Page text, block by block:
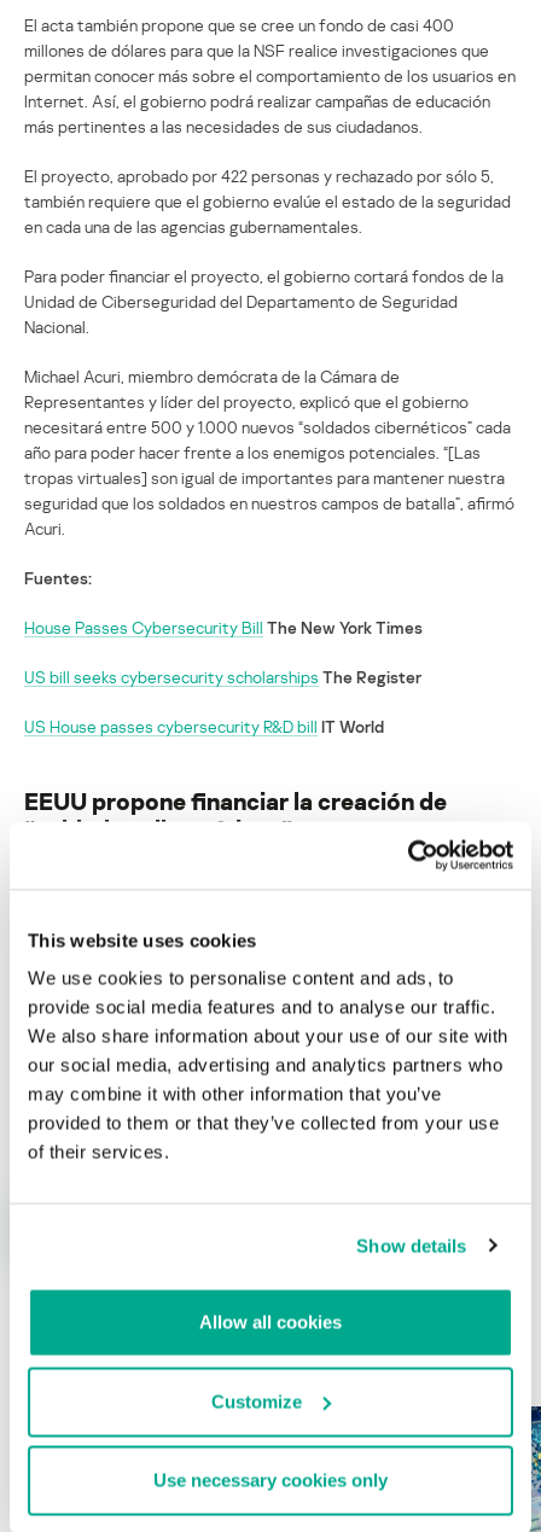
This website uses cookies
We use cookies to personalise content and ads, to
provide social media features and to analyse our traffic.
We also share information about your use of our site with
our social media, advertising and analytics partners who
may combine it with other information that you’ve
provided to them or that they’ve collected from your use
of their services.
Show details
Allow all cookies
Customize
Use necessary cookies only
El acta también propone que se cree un fondo de casi 400
millones de dólares para que la NSF realice investigaciones que
permitan conocer más sobre el comportamiento de los usuarios en
Internet. Así, el gobierno podrá realizar campañas de educación
más pertinentes a las necesidades de sus ciudadanos.
El proyecto, aprobado por 422 personas y rechazado por sólo 5,
también requiere que el gobierno evalúe el estado de la seguridad
en cada una de las agencias gubernamentales.
Para poder financiar el proyecto, el gobierno cortará fondos de la
Unidad de Ciberseguridad del Departamento de Seguridad
Nacional.
Michael Acuri, miembro demócrata de la Cámara de
Representantes y líder del proyecto, explicó que el gobierno
necesitará entre 500 y 1.000 nuevos “soldados cibernéticos” cada
año para poder hacer frente a los enemigos potenciales. “[Las
tropas virtuales] son igual de importantes para mantener nuestra
seguridad que los soldados en nuestros campos de batalla”, afirmó
Acuri.
Fuentes:
House Passes Cybersecurity Bill The New York Times
US bill seeks cybersecurity scholarships The Register
US House passes cybersecurity R&D bill IT World
EEUU propone financiar la creación de
“soldados cibernéticos”
Nombre* Correo electrónico*
ÚLTIMAS PUBLICACIONES